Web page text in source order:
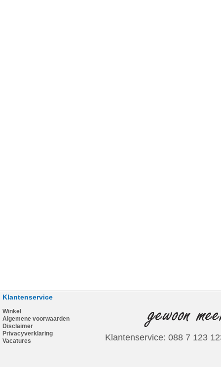
Klantenservice
Winkel
Algemene voorwaarden
Disclaimer
Privacyverklaring
Vacatures
Klantenservice: 088 7 123